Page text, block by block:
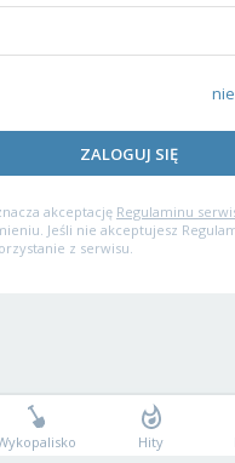
ZALOGUJ SIĘ
akceptację Regulaminu
Jeśli nie akceptujesz
z serwisu.
Hity